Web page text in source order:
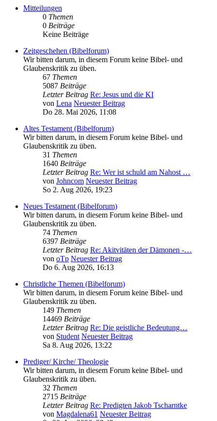
Mitteilungen
0 Themen
0 Beiträge
Keine Beiträge
Zeitgeschehen (Bibelforum)
Wir bitten darum, in diesem Forum keine Bibel- und
Glaubenskritik zu üben.
67 Themen
5087 Beiträge
Letzter Beitrag Re: Jesus und die KI
von Lena Neuester Beitrag
Do 28. Mai 2026, 11:08
Altes Testament (Bibelforum)
Wir bitten darum, in diesem Forum keine Bibel- und
Glaubenskritik zu üben.
31 Themen
1640 Beiträge
Letzter Beitrag Re: Wer ist schuld am Nahost …
von Johncom Neuester Beitrag
So 2. Aug 2026, 19:23
Neues Testament (Bibelforum)
Wir bitten darum, in diesem Forum keine Bibel- und
Glaubenskritik zu üben.
74 Themen
6397 Beiträge
Letzter Beitrag Re: Akitvitäten der Dämonen -…
von oTp Neuester Beitrag
Do 6. Aug 2026, 16:13
Christliche Themen (Bibelforum)
Wir bitten darum, in diesem Forum keine Bibel- und
Glaubenskritik zu üben.
149 Themen
14469 Beiträge
Letzter Beitrag Re: Die geistliche Bedeutung…
von Student Neuester Beitrag
Sa 8. Aug 2026, 13:22
Prediger/ Kirche/ Theologie
Wir bitten darum, in diesem Forum keine Bibel- und
Glaubenskritik zu üben.
32 Themen
2715 Beiträge
Letzter Beitrag Re: Predigten Jakob Tscharntke
von Magdalena61 Neuester Beitrag